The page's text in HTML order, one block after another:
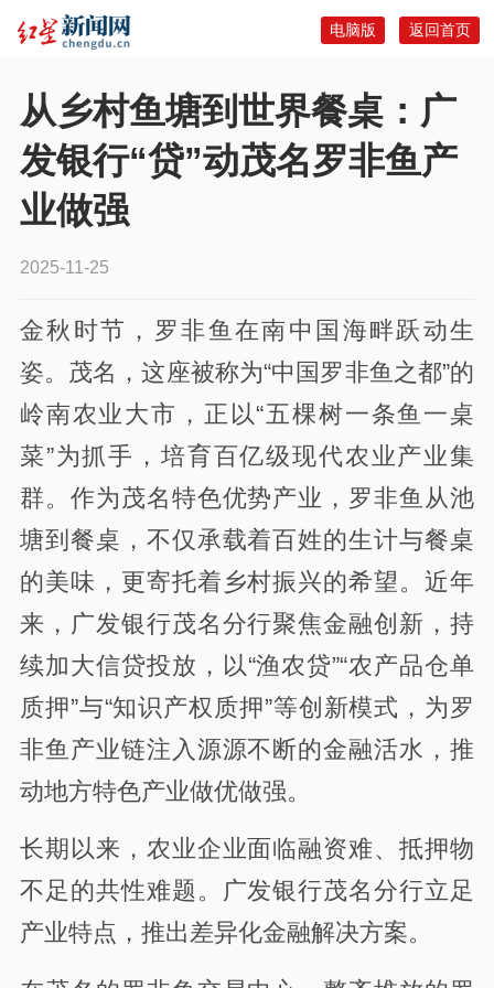
返回首页
电脑版
从乡村鱼塘到世界餐桌：广
发银行“贷”动茂名罗非鱼产
业做强
2025-11-25
金秋时节，罗非鱼在南中国海畔跃动生
姿。茂名，这座被称为“中国罗非鱼之都”的
岭南农业大市，正以“五棵树一条鱼一桌
菜”为抓手，培育百亿级现代农业产业集
群。作为茂名特色优势产业，罗非鱼从池
塘到餐桌，不仅承载着百姓的生计与餐桌
的美味，更寄托着乡村振兴的希望。近年
来，广发银行茂名分行聚焦金融创新，持
续加大信贷投放，以“渔农贷”“农产品仓单
质押”与“知识产权质押”等创新模式，为罗
非鱼产业链注入源源不断的金融活水，推
动地方特色产业做优做强。
长期以来，农业企业面临融资难、抵押物
不足的共性难题。广发银行茂名分行立足
产业特点，推出差异化金融解决方案。